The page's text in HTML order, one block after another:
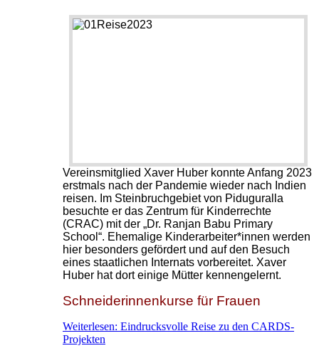
Vereinsmitglied Xaver Huber konnte Anfang 2023
erstmals nach der Pandemie wieder nach Indien
reisen. Im Steinbruchgebiet von Piduguralla
besuchte er das Zentrum für Kinderrechte
(CRAC) mit der „Dr. Ranjan Babu Primary
School“. Ehemalige Kinderarbeiter*innen werden
hier besonders gefördert und auf den Besuch
eines staatlichen Internats vorbereitet. Xaver
Huber hat dort einige Mütter kennengelernt.
Schneiderinnenkurse für Frauen
Weiterlesen: Eindrucksvolle Reise zu den CARDS-
Projekten